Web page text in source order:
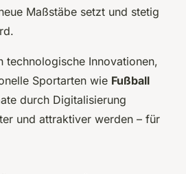
Maßstäbe setzt und stetig
technologische Innovationen,
Sportarten wie Fußball
durch Digitalisierung
und attraktiver werden – für